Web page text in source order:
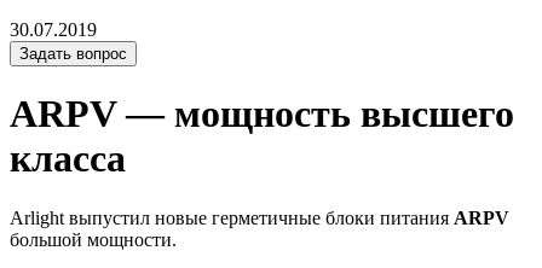
30.07.2019
Задать вопрос
ARPV — мощность высшего
класса
Arlight выпустил новые герметичные блоки питания ARPV
большой мощности.